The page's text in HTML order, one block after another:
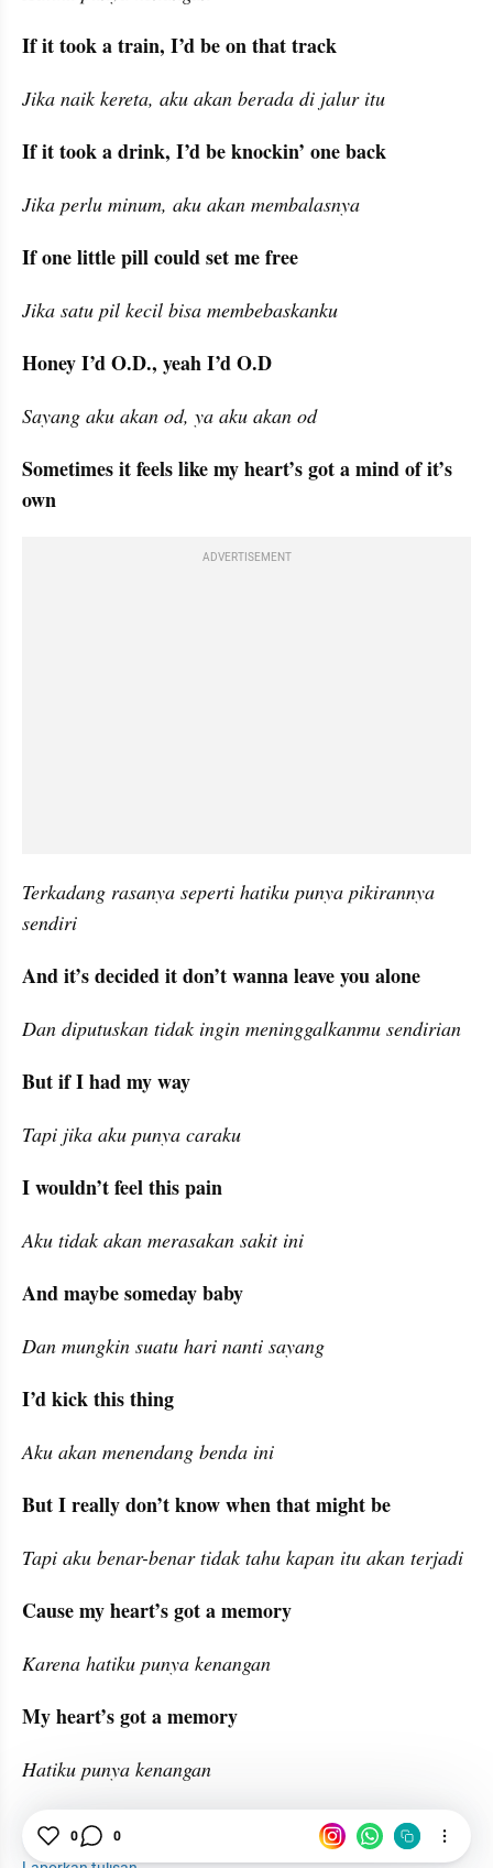
If it took a train, I’d be on that track
Jika naik kereta, aku akan berada di jalur itu
If it took a drink, I’d be knockin’ one back
Jika perlu minum, aku akan membalasnya
If one little pill could set me free
Jika satu pil kecil bisa membebaskanku
Honey I’d O.D., yeah I’d O.D
Sayang aku akan od, ya aku akan od
Sometimes it feels like my heart’s got a mind of it’s
own
ADVERTISEMENT
Terkadang rasanya seperti hatiku punya pikirannya
sendiri
And it’s decided it don’t wanna leave you alone
Dan diputuskan tidak ingin meninggalkanmu sendirian
But if I had my way
Tapi jika aku punya caraku
I wouldn’t feel this pain
Aku tidak akan merasakan sakit ini
And maybe someday baby
Dan mungkin suatu hari nanti sayang
I’d kick this thing
Aku akan menendang benda ini
But I really don’t know when that might be
Tapi aku benar-benar tidak tahu kapan itu akan terjadi
Cause my heart’s got a memory
Karena hatiku punya kenangan
My heart’s got a memory
Hatiku punya kenangan
Lirik Lagu
0 0